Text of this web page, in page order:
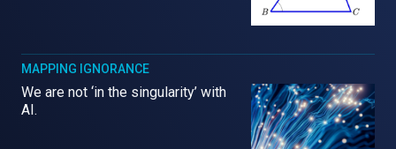
MAPPING IGNORANCE
We are not ‘in the singularity’ with
AI.